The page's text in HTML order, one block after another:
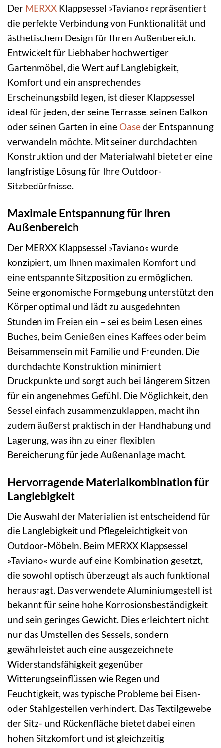
Der MERXX Klappsessel »Taviano« repräsentiert
die perfekte Verbindung von Funktionalität und
ästhetischem Design für Ihren Außenbereich.
Entwickelt für Liebhaber hochwertiger
Gartenmöbel, die Wert auf Langlebigkeit,
Komfort und ein ansprechendes
Erscheinungsbild legen, ist dieser Klappsessel
ideal für jeden, der seine Terrasse, seinen Balkon
oder seinen Garten in eine Oaseder Entspannung
verwandeln möchte. Mit seiner durchdachten
Konstruktion und der Materialwahl bietet er eine
langfristige Lösung für Ihre Outdoor-
Sitzbedürfnisse.
Maximale Entspannung für Ihren
Außenbereich
Der MERXX Klappsessel »Taviano« wurde
konzipiert, um Ihnen maximalen Komfort und
eine entspannte Sitzposition zu ermöglichen.
Seine ergonomische Formgebung unterstützt den
Körper optimal und lädt zu ausgedehnten
Stunden im Freien ein – sei es beim Lesen eines
Buches, beim Genießen eines Kaffees oder beim
Beisammensein mit Familie und Freunden. Die
durchdachte Konstruktion minimiert
Druckpunkte und sorgt auch bei längerem Sitzen
für ein angenehmes Gefühl. Die Möglichkeit, den
Sessel einfach zusammenzuklappen, macht ihn
zudem äußerst praktisch in der Handhabung und
Lagerung, was ihn zu einer flexiblen
Bereicherung für jede Außenanlage macht.
Hervorragende Materialkombination für
Langlebigkeit
Die Auswahl der Materialien ist entscheidend für
die Langlebigkeit und Pflegeleichtigkeit von
Outdoor-Möbeln. Beim MERXX Klappsessel
»Taviano« wurde auf eine Kombination gesetzt,
die sowohl optisch überzeugt als auch funktional
herausragt. Das verwendete Aluminiumgestell ist
bekannt für seine hohe Korrosionsbeständigkeit
und sein geringes Gewicht. Dies erleichtert nicht
nur das Umstellen des Sessels, sondern
gewährleistet auch eine ausgezeichnete
Widerstandsfähigkeit gegenüber
Witterungseinflüssen wie Regen und
Feuchtigkeit, was typische Probleme bei Eisen-
oder Stahlgestellen verhindert. Das Textilgewebe
der Sitz- und Rückenfläche bietet dabei einen
hohen Sitzkomfort und ist gleichzeitig